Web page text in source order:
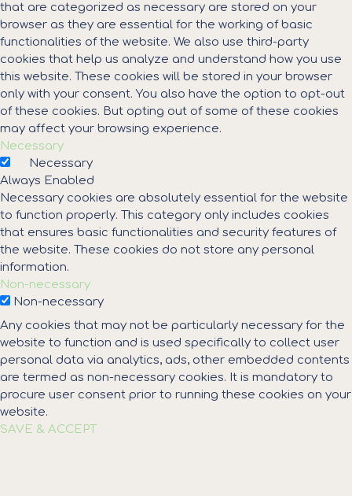
that are categorized as necessary are stored on your
browser as they are essential for the working of basic
functionalities of the website. We also use third-party
cookies that help us analyze and understand how you use
this website. These cookies will be stored in your browser
only with your consent. You also have the option to opt-out
of these cookies. But opting out of some of these cookies
may affect your browsing experience.
Necessary
Necessary
Always Enabled
Necessary cookies are absolutely essential for the website
to function properly. This category only includes cookies
that ensures basic functionalities and security features of
the website. These cookies do not store any personal
information.
Non-necessary
Non-necessary
Any cookies that may not be particularly necessary for the
website to function and is used specifically to collect user
personal data via analytics, ads, other embedded contents
are termed as non-necessary cookies. It is mandatory to
procure user consent prior to running these cookies on your
website.
SAVE & ACCEPT